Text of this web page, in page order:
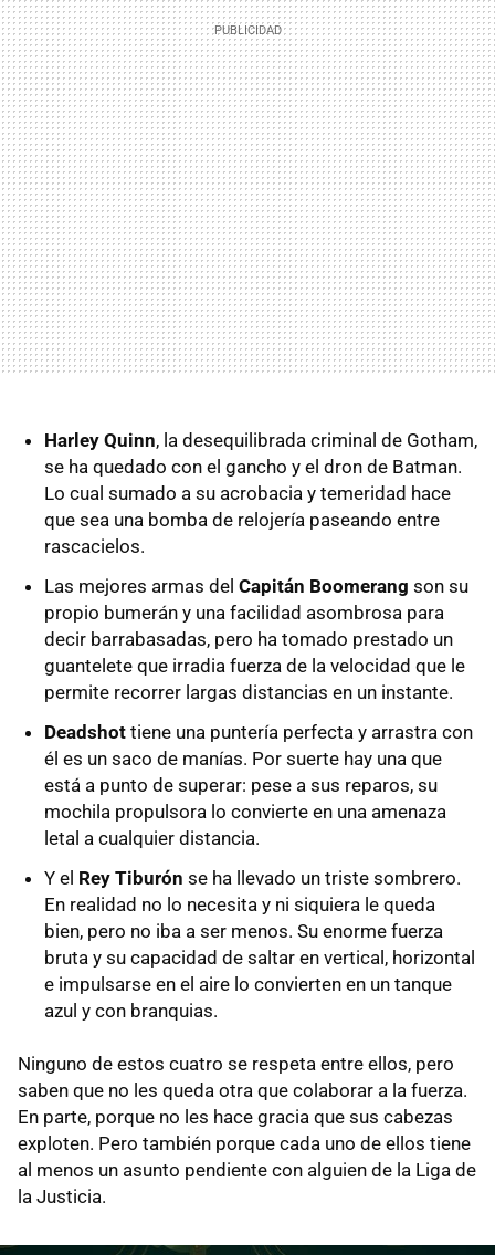
Harley Quinn, la desequilibrada criminal de Gotham,
se ha quedado con el gancho y el dron de Batman.
Lo cual sumado a su acrobacia y temeridad hace
que sea una bomba de relojería paseando entre
rascacielos.
Las mejores armas del Capitán Boomerang son su
propio bumerán y una facilidad asombrosa para
decir barrabasadas, pero ha tomado prestado un
guantelete que irradia fuerza de la velocidad que le
permite recorrer largas distancias en un instante.
Deadshot tiene una puntería perfecta y arrastra con
él es un saco de manías. Por suerte hay una que
está a punto de superar: pese a sus reparos, su
mochila propulsora lo convierte en una amenaza
letal a cualquier distancia.
Y el Rey Tiburón se ha llevado un triste sombrero.
En realidad no lo necesita y ni siquiera le queda
bien, pero no iba a ser menos. Su enorme fuerza
bruta y su capacidad de saltar en vertical, horizontal
e impulsarse en el aire lo convierten en un tanque
azul y con branquias.
Ninguno de estos cuatro se respeta entre ellos, pero
saben que no les queda otra que colaborar a la fuerza.
En parte, porque no les hace gracia que sus cabezas
exploten. Pero también porque cada uno de ellos tiene
al menos un asunto pendiente con alguien de la Liga de
la Justicia.